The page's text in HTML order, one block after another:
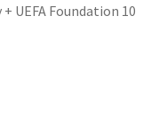
UEFA Foundation 10